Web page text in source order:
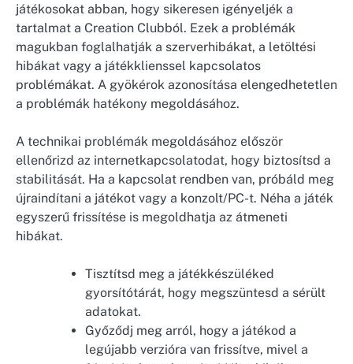
játékosokat abban, hogy sikeresen igényeljék a
tartalmat a Creation Clubból. Ezek a problémák
magukban foglalhatják a szerverhibákat, a letöltési
hibákat vagy a játékklienssel kapcsolatos
problémákat. A gyökérok azonosítása elengedhetetlen
a problémák hatékony megoldásához.
A technikai problémák megoldásához először
ellenőrizd az internetkapcsolatodat, hogy biztosítsd a
stabilitását. Ha a kapcsolat rendben van, próbáld meg
újraindítani a játékot vagy a konzolt/PC-t. Néha a játék
egyszerű frissítése is megoldhatja az átmeneti
hibákat.
Tisztítsd meg a játékkészüléked
gyorsítótárát, hogy megszüntesd a sérült
adatokat.
Győződj meg arról, hogy a játékod a
legújabb verzióra van frissítve, mivel a